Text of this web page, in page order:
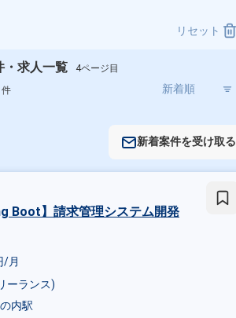
リセット
・求人一覧
4ページ目
件
新着案件を受け取る
Boot】請求管理システム開発
/月
ーランス)
内駅